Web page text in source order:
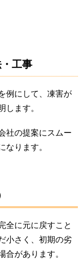
工事
例にして、凍害が
します。
社の提案にスムー
なります。
全に元に戻すこと
小さく、初期の劣
合があります。